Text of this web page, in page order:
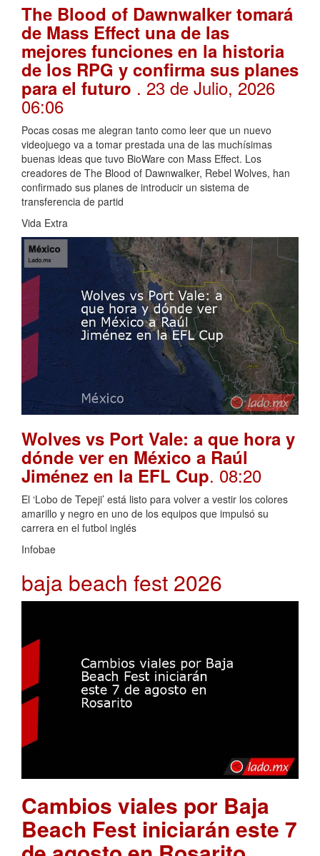
The Blood of Dawnwalker tomará
de Mass Effect una de las
mejores funciones en la historia
de los RPG y confirma sus planes
para el futuro . 23 de Julio, 2026
06:06
Pocas cosas me alegran tanto como leer que un nuevo
videojuego va a tomar prestada una de las muchísimas
buenas ideas que tuvo BioWare con Mass Effect. Los
creadores de The Blood of Dawnwalker, Rebel Wolves, han
confirmado sus planes de introducir un sistema de
transferencia de partid
Vida Extra
Wolves vs Port Vale: a que hora y
dónde ver en México a Raúl
Jiménez en la EFL Cup. 08:20
El ‘Lobo de Tepeji’ está listo para volver a vestir los colores
amarillo y negro en uno de los equipos que impulsó su
carrera en el futbol inglés
Infobae
baja beach fest 2026
Cambios viales por Baja
Beach Fest iniciarán este 7